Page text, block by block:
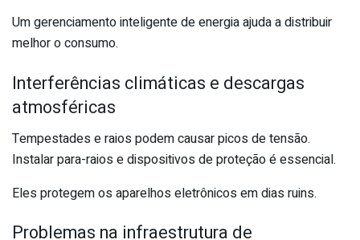
Um gerenciamento inteligente de energia ajuda a distribuir
melhor o consumo.
Interferências climáticas e descargas
atmosféricas
Tempestades e raios podem causar picos de tensão.
Instalar para-raios e dispositivos de proteção é essencial.
Eles protegem os aparelhos eletrônicos em dias ruins.
Problemas na infraestrutura de